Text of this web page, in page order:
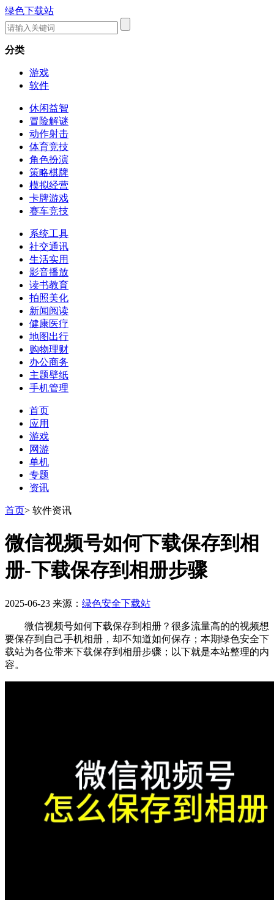
绿色下载站
分类
游戏
软件
休闲益智
冒险解谜
动作射击
体育竞技
角色扮演
策略棋牌
模拟经营
卡牌游戏
赛车竞技
系统工具
社交通讯
生活实用
影音播放
读书教育
拍照美化
新闻阅读
健康医疗
地图出行
购物理财
办公商务
主题壁纸
手机管理
首页
应用
游戏
网游
单机
专题
资讯
首页> 软件资讯
微信视频号如何下载保存到相
册-下载保存到相册步骤
2025-06-23 来源： 绿色安全下载站
微信视频号如何下载保存到相册？很多流量高的的视频想
要保存到自己手机相册，却不知道如何保存；本期绿色安全下
载站为各位带来下载保存到相册步骤；以下就是本站整理的内
容。